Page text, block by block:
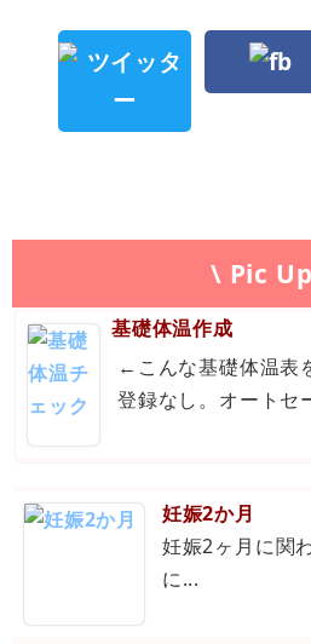
\ Pic
基礎体温作成
←こんな基礎体温表
登録なし。オートセ
妊娠2か月
妊娠2ヶ月に関
に...